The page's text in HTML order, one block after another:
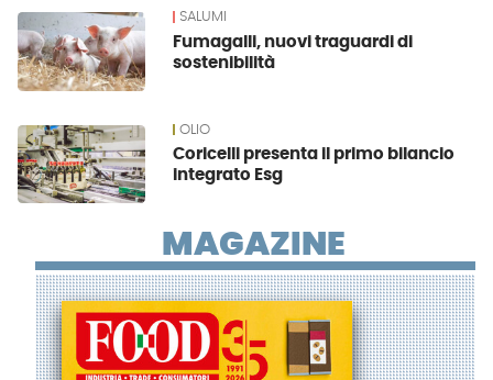
News SALUMI
Fumagalli, nuovi traguardi di
sostenibilità
OLIO
Coricelli presenta il primo bilancio
integrato Esg
MAGAZINE